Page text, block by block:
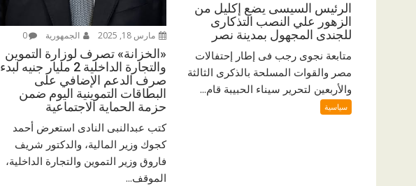
الرئيس السيسى يضع إكليل من
الزهور علي النصب التذكارى
للجندى المجهول بمدينة نصر
متابعة نجوى رجب فى إطار إحتفالات
مصر والقوات المسلحة بالذكرى الثالثة
والأربعين لتحرير سيناء الحبيبة قام...
سياسية
مارس 18, 2025 الجمهورية 0
«الخزانة» تصرف لوزارة التموين
والتجارة الداخلية 2 مليار جنيه لبدء
صرف الدعم الإضافي على
البطاقات التموينية اليوم ضمن
حزمة الحماية الاجتماعية
كتب عبدالنبى النادى استعرض أحمد
كجوك وزير المالية، والدكتور شريف
فاروق وزير التموين والتجارة الداخلية،
الموقف...